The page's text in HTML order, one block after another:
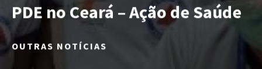
PDE no Ceará – Ação de Saúde
OUTRAS NOTÍCIAS